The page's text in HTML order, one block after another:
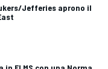
Jefferies aprono il